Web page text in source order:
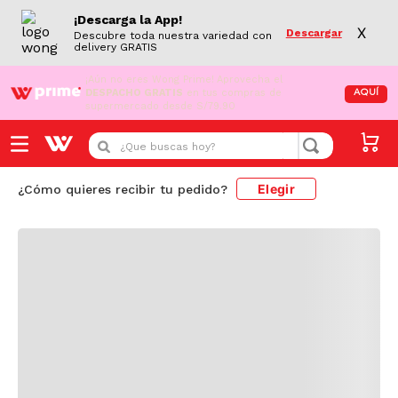
¡Descarga la App!
Descubre toda nuestra variedad con
delivery GRATIS
Descargar X
¡Aún no eres Wong Prime! Aprovecha el
DESPACHO GRATIS en tus compras de
supermercado desde S/79.90
AQUÍ
¿Que buscas hoy?
¿Cómo quieres recibir tu pedido? Elegir
Cargando comentarios...